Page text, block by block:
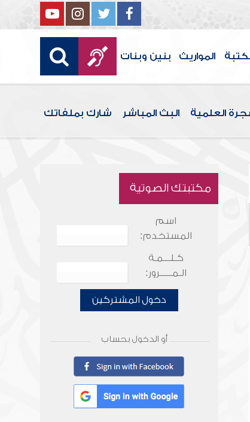
المواريث بنين وبنات
العلمية البث المباشر شارك بملفاتك
مكتبتك الصوتية
اسم
المستخدم:
كـلـــمـة
الـمـــــرور:
دخول المشتركين
أو الدخول بحساب